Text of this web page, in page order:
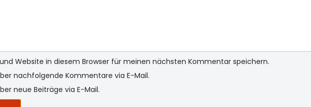
Website in diesem Browser für meinen nächsten Kommentar speichern.
nachfolgende Kommentare via E-Mail.
neue Beiträge via E-Mail.